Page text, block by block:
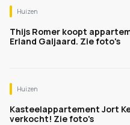
Huizen
Thijs Romer koopt
Erland Galjaard. Zie foto's
Huizen
Kasteelappartement Jort
verkocht! Zie foto's